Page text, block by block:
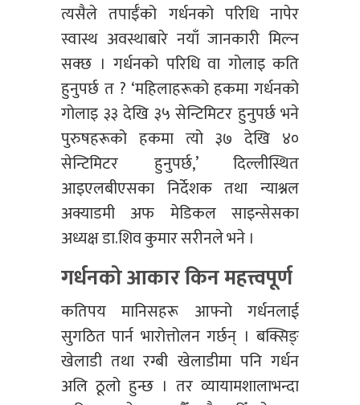
त्यसैले तपाईँको गर्धनको परिधि नापेर
स्वास्थ अवस्थाबारे नयाँ जानकारी मिल्न
सक्छ । गर्धनको परिधि वा गोलाइ कति
हुनुपर्छ त ? ‘महिलाहरूको हकमा गर्धनको
गोलाइ ३३ देखि ३५ सेन्टिमिटर हुनुपर्छ भने
पुरुषहरूको हकमा त्यो ३७ देखि ४०
सेन्टिमिटर हुनुपर्छ,’ दिल्लीस्थित
आइएलबीएसका निर्देशक तथा न्याश्नल
अक्याडमी अफ मेडिकल साइन्सेसका
अध्यक्ष डा.शिव कुमार सरीनले भने ।
गर्धनको आकार किन महत्त्वपूर्ण
कतिपय मानिसहरू आफ्नो गर्धनलाई
सुगठित पार्न भारोत्तोलन गर्छन् । बक्सिङ्
खेलाडी तथा रग्बी खेलाडीमा पनि गर्धन
अलि ठूलो हुन्छ । तर व्यायामशालाभन्दा